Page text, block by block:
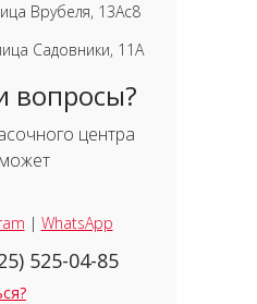
Врубеля, 13Ас8
Садовники, 11А
вопросы?
центра
| WhatsApp
525-04-85